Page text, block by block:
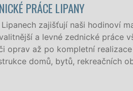
PRÁCE LIPANY
zajišťují naši hodinoví
a levné zednické práce
až po kompletní realizace
domů, bytů, rekreačních